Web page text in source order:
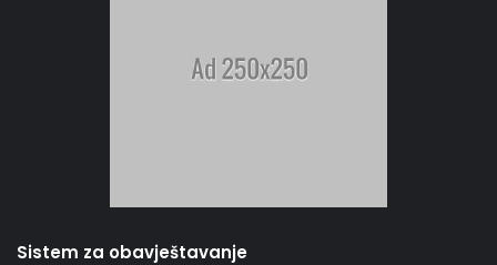
Sistem za obavještavanje